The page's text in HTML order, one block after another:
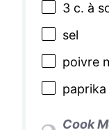
3c. à
sel
poivre
paprika
Cook